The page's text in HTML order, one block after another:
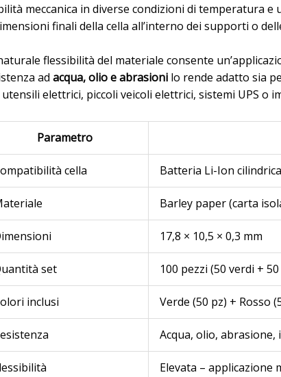
meccanica in diverse condizioni di temperatura e
finali della cella all’interno dei supporti o
flessibilità del materiale consente
ad acqua, olio e abrasionilo rende adatto sia
elettrici, piccoli veicoli elettrici, sistemi UPS o
Parametro
cella Batteria Li-Ion
Barley paper (carta
17,8 × 10,5 × 0,3 mm
set 100 pezzi (50 verdi +
inclusi Verde (50 pz) + Rosso
Acqua, olio, abrasione,
Elevata – applicazione